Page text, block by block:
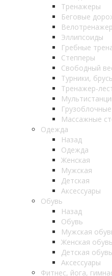
Тренажеры
Беговые
Эллипсоиды
Гребные
Степперы
Свободный
Турники,
Тренажер-
Массажные
Одежда
Назад
Одежда
Женская
Мужская
Детская
Аксессуары
Обувь
Назад
Обувь
Мужская
Женская обувь
Детская обувь
Аксессуары
Фитнес, йога,